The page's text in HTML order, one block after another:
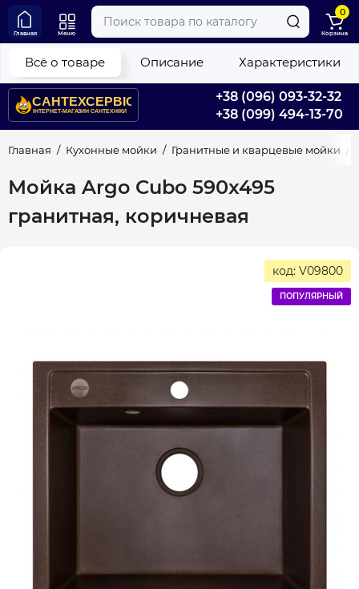
+38 (096) 093-32-32
+38 (099) 494-13-70
Главная Меню
0
Корзина
Главная Кухонные мойки Гранитные и кварцевые мойки
Мойка Argo Cubo 590x495
гранитная, коричневая
Всё о товаре Описание Характеристики
код: V09800
ПОПУЛЯРНЫЙ